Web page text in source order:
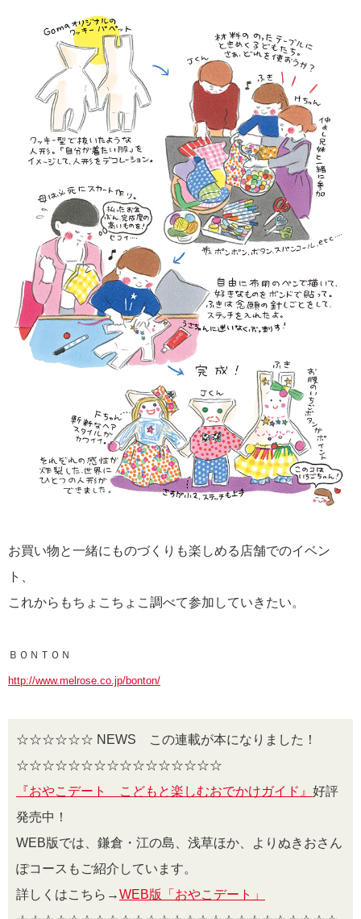
お買い物と一緒にものづくりも楽しめる店舗でのイベン
ト、
これからもちょこちょこ調べて参加していきたい。
ＢＯＮＴＯＮ
http://www.melrose.co.jp/bonton/
☆☆☆☆☆☆ NEWS この連載が本になりました！
☆☆☆☆☆☆☆☆☆☆☆☆☆☆☆☆
『おやこデート こどもと楽しむおでかけガイド』 好評
発売中！
WEB版では、鎌倉・江の島、浅草ほか、よりぬきおさん
ぽコースもご紹介しています。
詳しくはこちら→WEB版「おやこデート」